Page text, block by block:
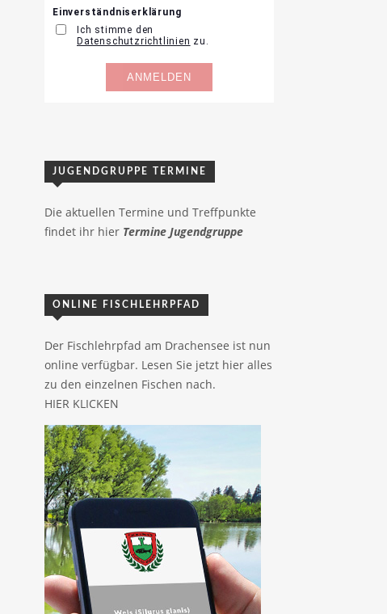
JUGENDGRUPPE TERMINE
Die aktuellen Termine und Treffpunkte
findet ihr hier Termine Jugendgruppe
ONLINE FISCHLEHRPFAD
Der Fischlehrpfad am Drachensee ist nun
online verfügbar. Lesen Sie jetzt hier alles
zu den einzelnen Fischen nach.
HIER KLICKEN